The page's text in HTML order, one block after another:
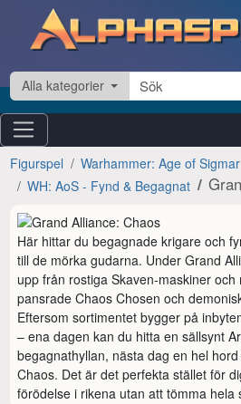
Hoppa till innehåll
Alla kategorier
Figurspel
Warhammer: Age of Sigmar
WH: AoS - Fynd & Begagnat
Här hittar du begagnade krigare och
till de mörka gudarna. Under Grand
upp från rostiga Skaven-maskiner
pansrade Chaos Chosen och
Eftersom sortimentet bygger på
– ena dagen kan du hitta en sällsynt
begagnathyllan, nästa dag en hel
Chaos. Det är det perfekta stället för
förödelse i rikena utan att tömma hela